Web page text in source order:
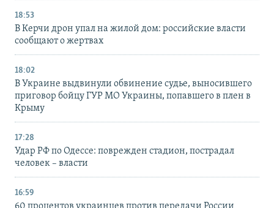
18:53
В Керчи дрон упал на жилой дом: российские власти
сообщают о жертвах
18:02
В Украине выдвинули обвинение судье, выносившего
приговор бойцу ГУР МО Украины, попавшего в плен в
Крыму
17:28
Удар РФ по Одессе: поврежден стадион, пострадал
человек – власти
16:59